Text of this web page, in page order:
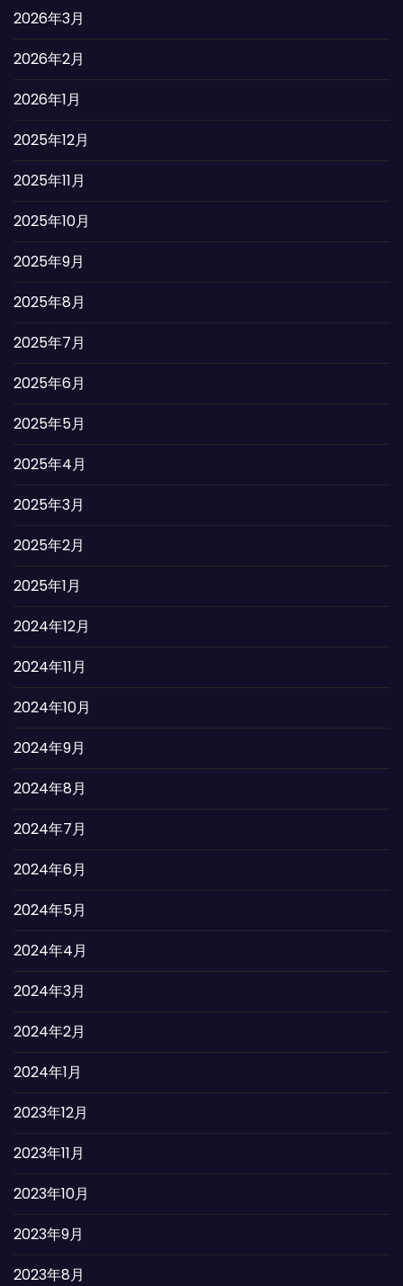
2026年3月
2026年2月
2026年1月
2025年12月
2025年11月
2025年10月
2025年9月
2025年8月
2025年7月
2025年6月
2025年5月
2025年4月
2025年3月
2025年2月
2025年1月
2024年12月
2024年11月
2024年10月
2024年9月
2024年8月
2024年7月
2024年6月
2024年5月
2024年4月
2024年3月
2024年2月
2024年1月
2023年12月
2023年11月
2023年10月
2023年9月
2023年8月